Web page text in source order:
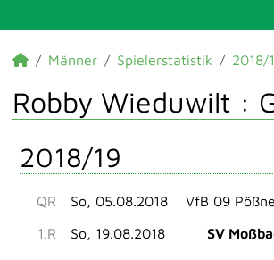
Männer Spielerstatistik 2018/
Robby Wieduwilt :
2018/19
QR So, 05.08.2018 VfB 09
1.R So, 19.08.2018 SV